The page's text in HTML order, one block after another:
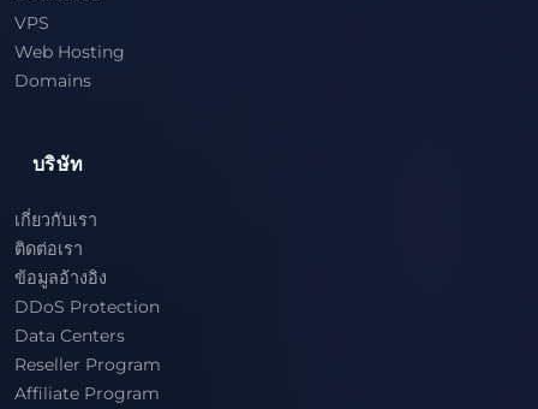
VPS
Web Hosting
Domains
บริษัท
เกี่ยวกับเรา
ติดต่อเรา
ข้อมูลอ้างอิง
DDoS Protection
Data Centers
Reseller Program
Affiliate Program